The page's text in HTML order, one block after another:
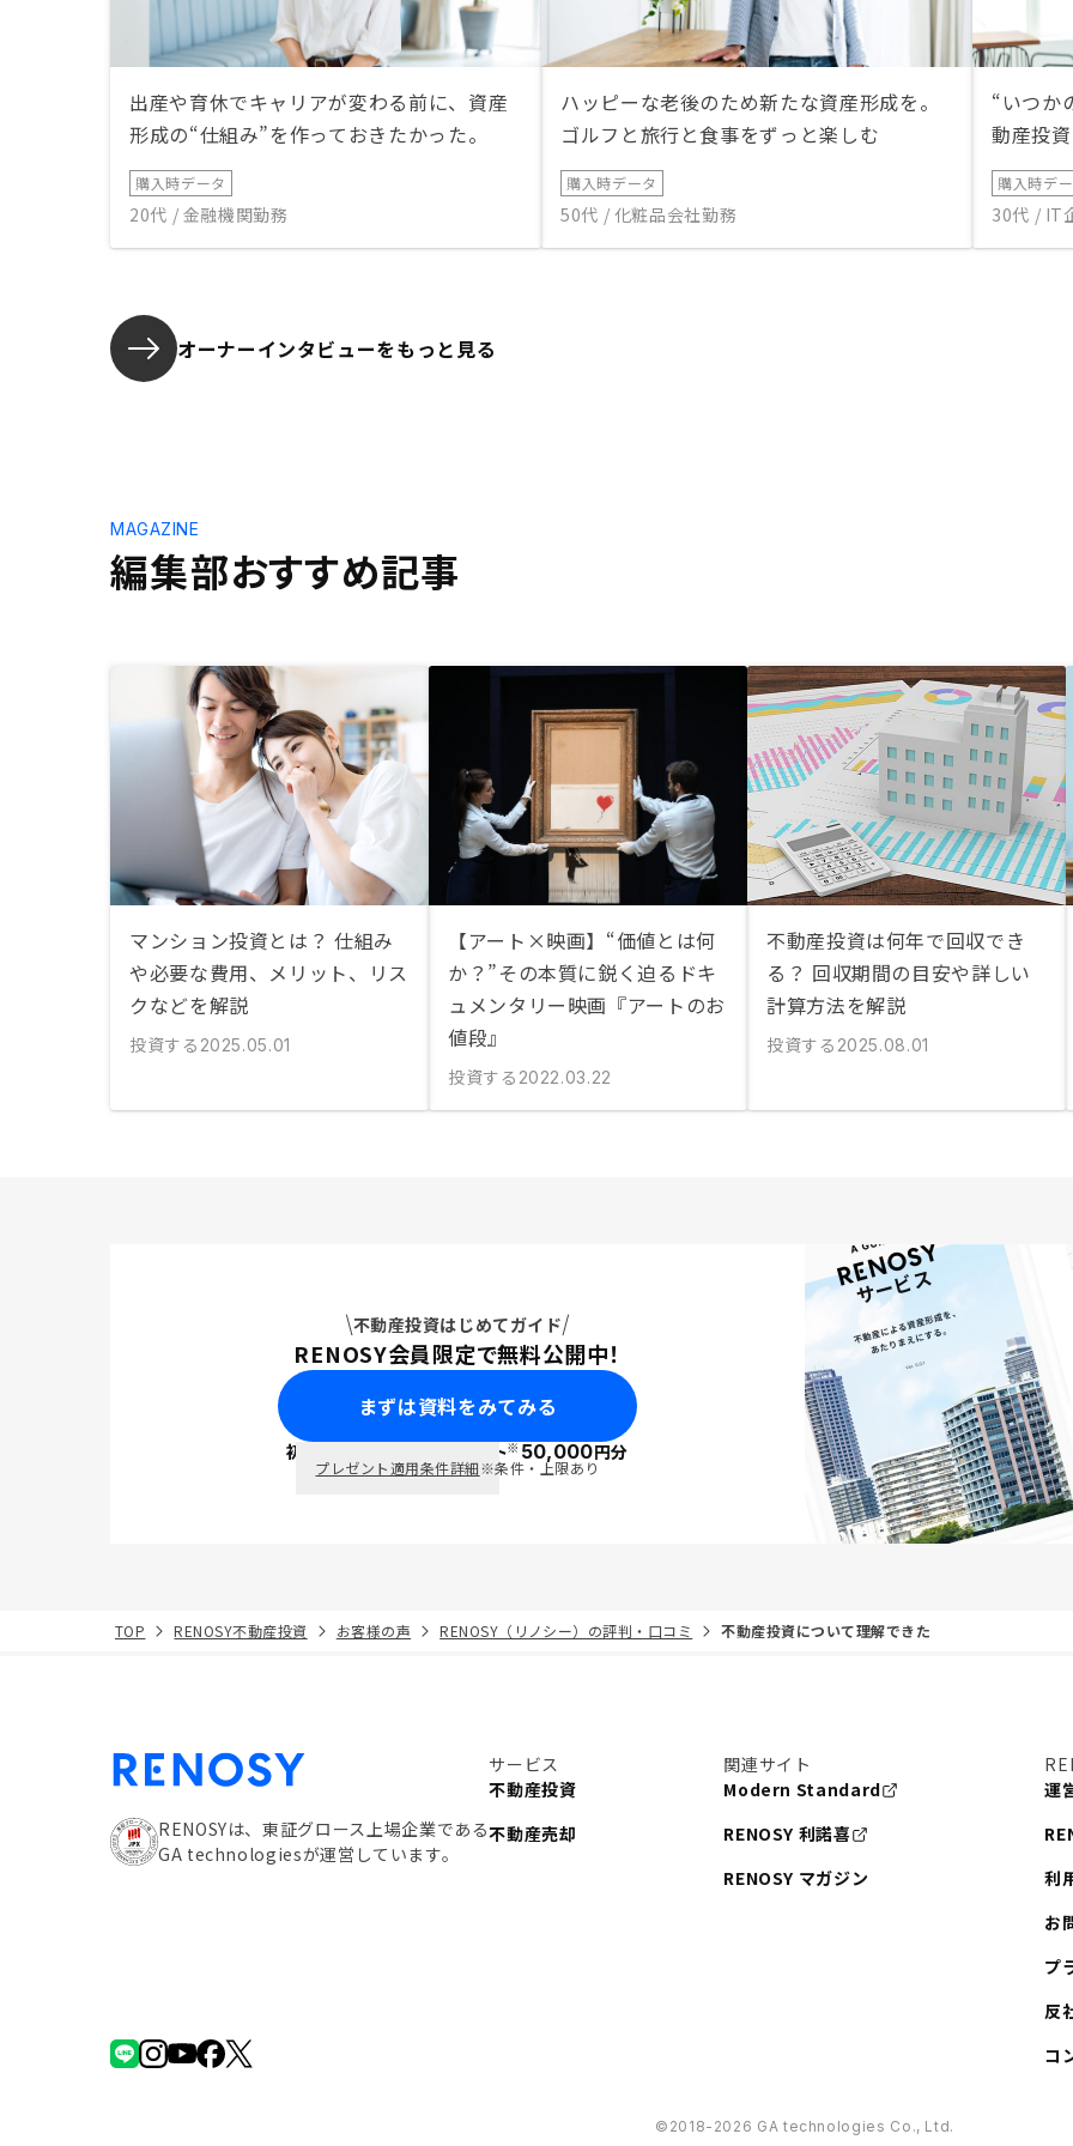
出産や育休でキャリアが変わる前に、資産
形成の“仕組み”を作っておきたかった。
購入時データ
20代 / 金融機関勤務
ハッピーな老後のため新たな資産形成を。
ゴルフと旅行と食事をずっと楽しむ
購入時データ
50代 / 化粧品会社勤務
“いつか
動産投
購入時デ
30代 / IT
オーナーインタビューをもっと見る
編集部おすすめ記事
MAGAZINE
マンション投資とは？ 仕組み
や必要な費用、メリット、リス
クなどを解説
投資する 2025.05.01
【アート×映画】“価値とは何
か？”その本質に鋭く迫るドキ
ュメンタリー映画『アートのお
値段』
投資する 2022.03.22
不動産投資は何年で回収でき
る？ 回収期間の目安や詳しい
計算方法を解説
投資する 2025.08.01
不動産投資はじめてガイド
RENOSY会員限定で無料公開中！
まずは資料をみてみる
初回面談で ポイント※50,000円分
プレゼント適用条件詳細※条件・上限あり
TOP RENOSY不動産投資 お客様の声 RENOSY（リノシー）の評判・口コミ 不動産投資について理解できた
RENOSYは、東証グロース上場企業である
GA technologiesが運営しています。
サービス
不動産投資
不動産売却
関連サイト
Modern Standard
RENOSY 利諾喜
RENOSY マガジン
運
利
お
プ
反
コ
©︎2018-2026 GA technologies Co., Ltd.